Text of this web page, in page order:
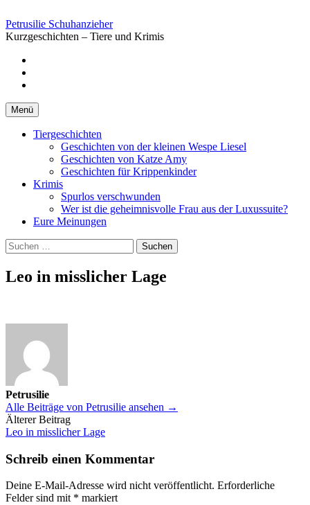
zum
Inhalt
Petrusilie Schuhanzieher
Kurzgeschichten – Tiere und Krimis
Menü
Tiergeschichten
Geschichten von der kleinen Wespe Liesel
Geschichten von Katze Amy
Geschichten für Krippenkinder
Krimis
Spurlos verschwunden
Wer ist die geheimnisvolle Frau aus der Luxussuite?
Eure Meinungen
Suchen
nach:
Leo in misslicher Lage
Petrusilie
Alle Beiträge von Petrusilie ansehen →
Beitrags-
Navigation
Älterer Beitrag
Leo in misslicher Lage
Schreib einen Kommentar
Deine E-Mail-Adresse wird nicht veröffentlicht. Erforderliche
Felder sind mit * markiert